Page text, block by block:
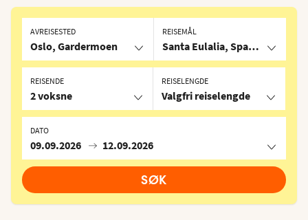
AVREISESTED
Oslo, Gardermoen
REISEMÅL
Santa Eulalia, Spania
REISELENGDE
Valgfri reiselengde
DATO
09.09.2026 12.09.2026
REISENDE
2 voksne
SØK